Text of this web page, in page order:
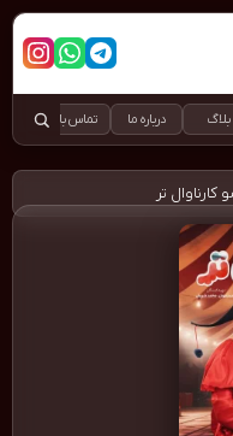
بلاگ درباره ما تماس با ما
تر